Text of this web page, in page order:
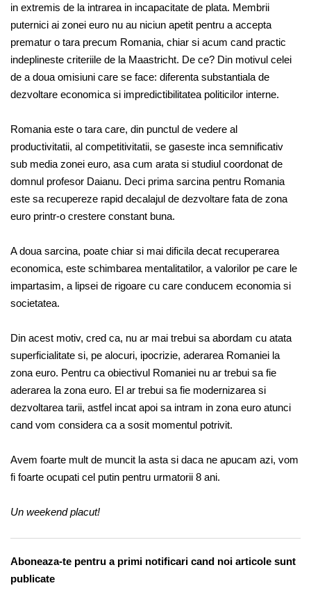
in extremis de la intrarea in incapacitate de plata. Membrii
puternici ai zonei euro nu au niciun apetit pentru a accepta
prematur o tara precum Romania, chiar si acum cand practic
indeplineste criteriile de la Maastricht. De ce? Din motivul celei
de a doua omisiuni care se face: diferenta substantiala de
dezvoltare economica si impredictibilitatea politicilor interne.
Romania este o tara care, din punctul de vedere al
productivitatii, al competitivitatii, se gaseste inca semnificativ
sub media zonei euro, asa cum arata si studiul coordonat de
domnul profesor Daianu. Deci prima sarcina pentru Romania
este sa recupereze rapid decalajul de dezvoltare fata de zona
euro printr-o crestere constant buna.
A doua sarcina, poate chiar si mai dificila decat recuperarea
economica, este schimbarea mentalitatilor, a valorilor pe care le
impartasim, a lipsei de rigoare cu care conducem economia si
societatea.
Din acest motiv, cred ca, nu ar mai trebui sa abordam cu atata
superficialitate si, pe alocuri, ipocrizie, aderarea Romaniei la
zona euro. Pentru ca obiectivul Romaniei nu ar trebui sa fie
aderarea la zona euro. El ar trebui sa fie modernizarea si
dezvoltarea tarii, astfel incat apoi sa intram in zona euro atunci
cand vom considera ca a sosit momentul potrivit.
Avem foarte mult de muncit la asta si daca ne apucam azi, vom
fi foarte ocupati cel putin pentru urmatorii 8 ani.
Un weekend placut!
Aboneaza-te pentru a primi notificari cand noi articole sunt
publicate